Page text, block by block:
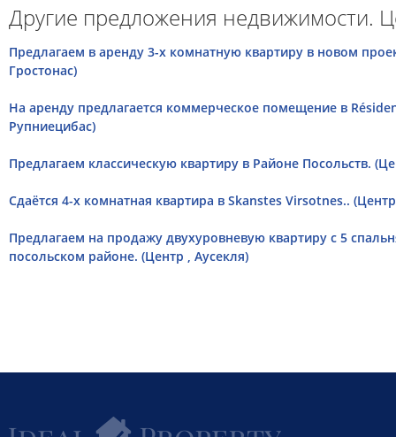
Другие предложения недвижимости.
Предлагаем в аренду 3-х комнатную квартиру в новом
Гростонас)
На аренду предлагается коммерческое помещение в
Рупниецибас)
Предлагаем классическую квартиру в Районе Посольств.
Сдаётся 4-х комнатная квартира в Skanstes Virsotnes..
Предлагаем на продажу двухуровневую квартиру с 5
посольском районе. (Центр , Аусекля)